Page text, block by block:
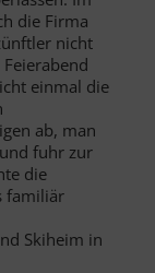
die Firma
nicht
einmal die
ab, man
fuhr zur
die
familiär
Skiheim in